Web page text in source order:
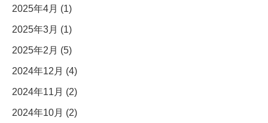
2025年4月 (1)
2025年3月 (1)
2025年2月 (5)
2024年12月 (4)
2024年11月 (2)
2024年10月 (2)